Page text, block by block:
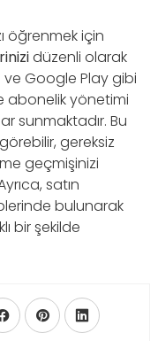
öğrenmek için
düzenli olarak
Google Play gibi
abonelik yönetimi
sunmaktadır. Bu
gereksiz
geçmişinizi
satın
bulunarak
bir şekilde